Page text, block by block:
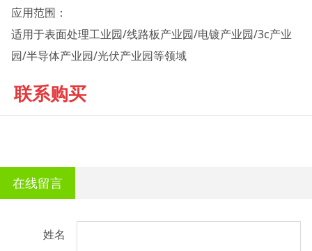
应用范围：
适用于表面处理工业园/线路板产业园/电镀产业园/3c产业
园/半导体产业园/光伏产业园等领域
联系购买
在线留言
姓名